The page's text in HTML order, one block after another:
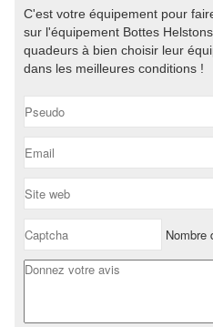
C'est votre équipement pour
sur l'équipement Bottes
quadeurs à bien choisir leur
dans les meilleures conditions !
Nombre